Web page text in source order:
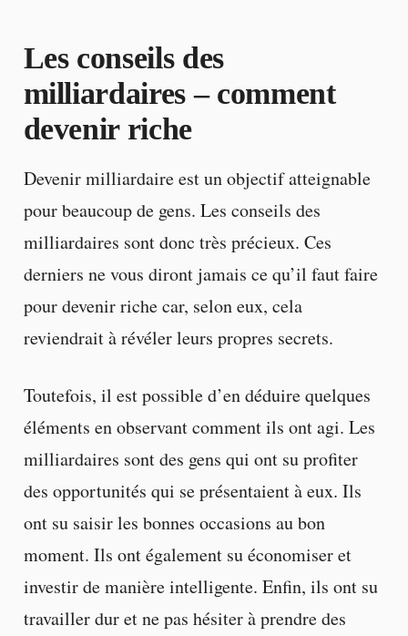
Les conseils des
milliardaires – comment
devenir riche
Devenir milliardaire est un objectif atteignable
pour beaucoup de gens. Les conseils des
milliardaires sont donc très précieux. Ces
derniers ne vous diront jamais ce qu’il faut faire
pour devenir riche car, selon eux, cela
reviendrait à révéler leurs propres secrets.
Toutefois, il est possible d’en déduire quelques
éléments en observant comment ils ont agi. Les
milliardaires sont des gens qui ont su profiter
des opportunités qui se présentaient à eux. Ils
ont su saisir les bonnes occasions au bon
moment. Ils ont également su économiser et
investir de manière intelligente. Enfin, ils ont su
travailler dur et ne pas hésiter à prendre des